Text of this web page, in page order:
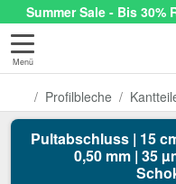
Summer Sale - Bis
Menü
Profilbleche
Pultabschluss | 15
0,50 mm | 35